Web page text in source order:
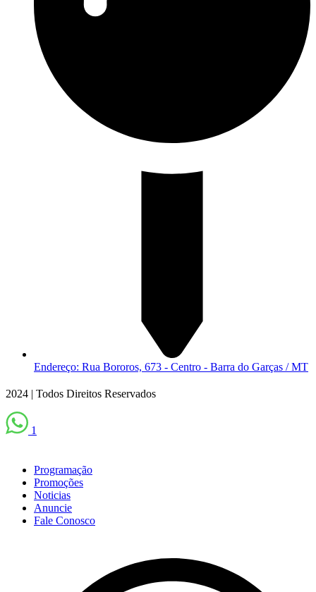
Endereço: Rua Bororos, 673 - Centro - Barra do Garças / MT
2024 | Todos Direitos Reservados
1
Programação
Promoções
Noticias
Anuncie
Fale Conosco